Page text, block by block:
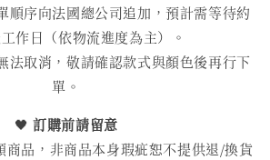
順序向法國總公司追加，預計需等待約
作日（依物流進度為主）。
法取消，敬請確認款式與顏色後再行下
單。
🖤訂購前請留意
商品，非商品本身瑕疵恕不提供退/換貨